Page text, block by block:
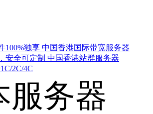
100%独享 中国香港国际带宽服务器
安全可定制 中国香港站群服务器
2C/4C
服务器